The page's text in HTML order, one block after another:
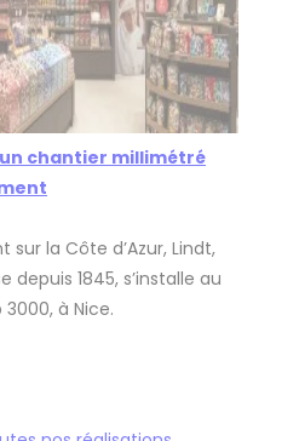
chantier millimétré
la Côte d’Azur, Lindt,
depuis 1845, s’installe au
à Nice.